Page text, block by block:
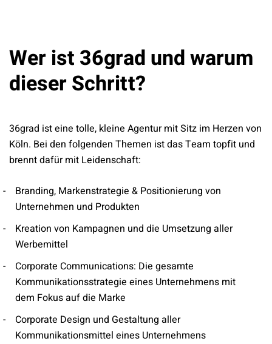
Wer ist 36grad und warum
dieser Schritt?
36grad ist eine tolle, kleine Agentur mit Sitz im Herzen von
Köln. Bei den folgenden Themen ist das Team topfit und
brennt dafür mit Leidenschaft:
Branding, Markenstrategie & Positionierung von
Unternehmen und Produkten
Kreation von Kampagnen und die Umsetzung aller
Werbemittel
Corporate Communications: Die gesamte
Kommunikationsstrategie eines Unternehmens mit
dem Fokus auf die Marke
Corporate Design und Gestaltung aller
Kommunikationsmittel eines Unternehmens